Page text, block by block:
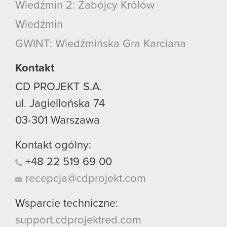
Wiedźmin 2: Zabójcy Królów
Wiedźmin
GWINT: Wiedźmińska Gra Karciana
Kontakt
CD PROJEKT S.A.
ul. Jagiellońska 74
03-301 Warszawa
Kontakt ogólny:
+48 22 519 69 00
recepcja@cdprojekt.com
Wsparcie techniczne:
support.cdprojektred.com